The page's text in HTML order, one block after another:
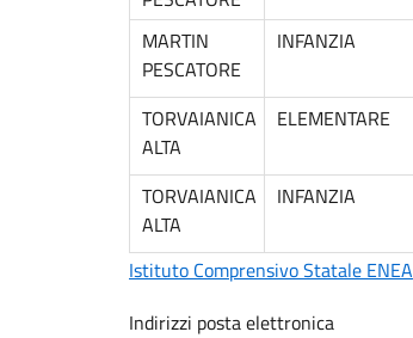
MARTIN
PESCATORE
INFANZIA
TORVAIANICA
ALTA
ELEMENTARE
TORVAIANICA
ALTA
INFANZIA
Istituto Comprensivo Statale ENEA
Indirizzi posta elettronica